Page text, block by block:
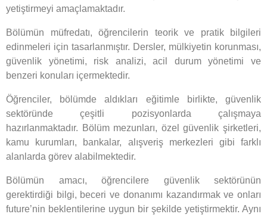
İLETIŞIM
yetiştirmeyi amaçlamaktadır.
Bölümün müfredatı, öğrencilerin teorik ve pratik bilgileri
edinmeleri için tasarlanmıştır. Dersler, mülkiyetin korunması,
güvenlik yönetimi, risk analizi, acil durum yönetimi ve
benzeri konuları içermektedir.
Öğrenciler, bölümde aldıkları eğitimle birlikte, güvenlik
sektöründe çeşitli pozisyonlarda çalışmaya
hazırlanmaktadır. Bölüm mezunları, özel güvenlik şirketleri,
kamu kurumları, bankalar, alışveriş merkezleri gibi farklı
alanlarda görev alabilmektedir.
Bölümün amacı, öğrencilere güvenlik sektörünün
gerektirdiği bilgi, beceri ve donanımı kazandırmak ve onları
future’nin beklentilerine uygun bir şekilde yetiştirmektir. Aynı